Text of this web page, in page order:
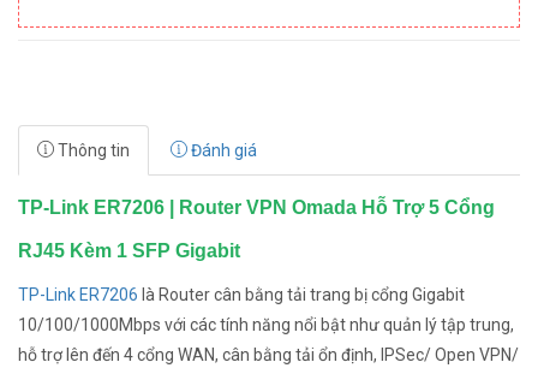
Thông tin Đánh giá
TP-Link ER7206 | Router VPN Omada Hỗ Trợ 5 Cổng
RJ45 Kèm 1 SFP Gigabit
TP-Link ER7206 là Router cân bằng tải trang bị cổng Gigabit
10/100/1000Mbps với các tính năng nổi bật như quản lý tập trung,
hỗ trợ lên đến 4 cổng WAN, cân bằng tải ổn định, IPSec/ Open VPN/